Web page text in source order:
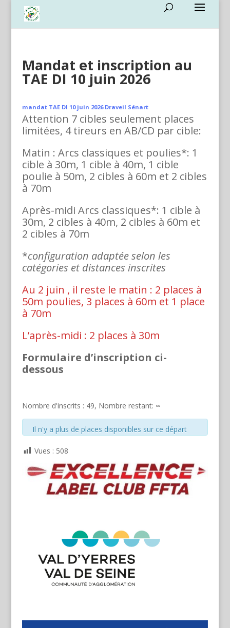
Mandat et inscription au
TAE DI 10 juin 2026
mandat TAE DI 10 juin 2026 Draveil Sénart
Attention 7 cibles seulement places
limitées, 4 tireurs en AB/CD par cible:
Matin : Arcs classiques et poulies*: 1
cible à 30m, 1 cible à 40m, 1 cible
poulie à 50m, 2 cibles à 60m et 2 cibles
à 70m
Après-midi Arcs classiques*: 1 cible à
30m, 2 cibles à 40m, 2 cibles à 60m et
2 cibles à 70m
*configuration adaptée selon les
catégories et distances inscrites
Au 2 juin , il reste le matin : 2 places à
50m poulies, 3 places à 60m et 1 place
à 70m
L’après-midi : 2 places à 30m
Formulaire d’inscription ci-
dessous
Nombre d'inscrits : 49, Nombre restant: ∞
Il n'y a plus de places disponibles sur ce départ
Vues : 508